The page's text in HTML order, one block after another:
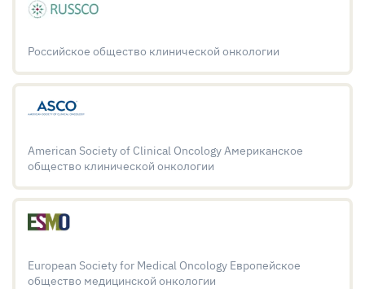
Российское общество клинической онкологии
American Society of Clinical Oncology Американское
общество клинической онкологии
European Society for Medical Oncology Европейское
общество медицинской онкологии